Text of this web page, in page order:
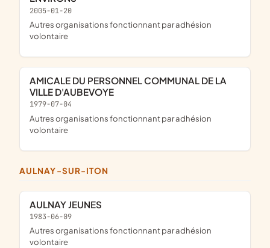
2005-01-20
Autres organisations fonctionnant par adhésion
volontaire
AMICALE DU PERSONNEL COMMUNAL DE LA
VILLE D'AUBEVOYE
1979-07-04
Autres organisations fonctionnant par adhésion
volontaire
AULNAY-SUR-ITON
AULNAY JEUNES
1983-06-09
Autres organisations fonctionnant par adhésion
volontaire